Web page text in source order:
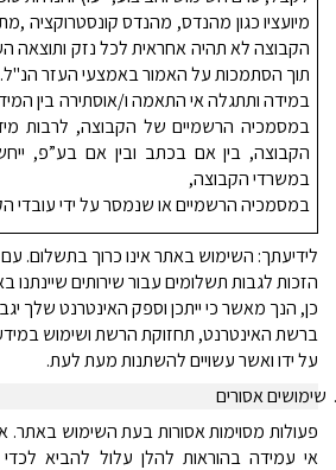
מיועציו כגון מהנדס, מהנדס קונסטרוקציה ,
הקבוצה לא תהיה אחראית לכל נזק ותוצאה
תוך הסתמכות על האמור באמצעי העזר
במידה ותתגלה אי התאמה ו/אוסתירה בין
במסמכיה הרשמיים של הקבוצה, לרבות
הקבוצה, בין אם בכתב ובין אם בע”פ,
במשרדי הקבוצה,
במסמכיה הרשמיים או שנמסר על ידי עובדי
לידיעתך: השימוש באתר אינו כרוך בתשלום.
הזכות לגבות תשלומים עבור שירותים
כן, הנך מאשר כי ייתכן וספק האינטרנט שלך
ברשת האינטרנט, תחזוקת הרשת ושימוש
על ידו ואשר עשויים להשתנות מעת לעת.
שימושים אסורים
פעולות מסוימות אסורות בעת השימוש באתר.
אי עמידה בהוראות להלן עלול להביא